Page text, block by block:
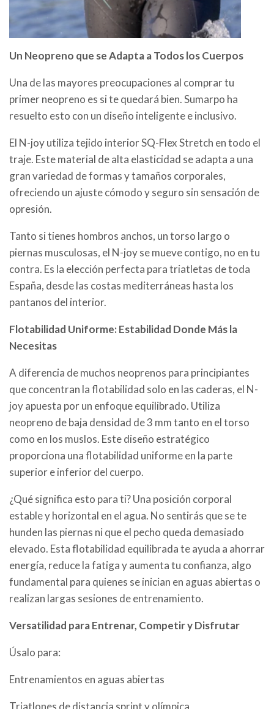
Un Neopreno que se Adapta a Todos los Cuerpos
Una de las mayores preocupaciones al comprar tu
primer neopreno es si te quedará bien. Sumarpo ha
resuelto esto con un diseño inteligente e inclusivo.
El N-joy utiliza tejido interior SQ-Flex Stretch en todo el
traje. Este material de alta elasticidad se adapta a una
gran variedad de formas y tamaños corporales,
ofreciendo un ajuste cómodo y seguro sin sensación de
opresión.
Tanto si tienes hombros anchos, un torso largo o
piernas musculosas, el N-joy se mueve contigo, no en tu
contra. Es la elección perfecta para triatletas de toda
España, desde las costas mediterráneas hasta los
pantanos del interior.
Flotabilidad Uniforme: Estabilidad Donde Más la
Necesitas
A diferencia de muchos neoprenos para principiantes
que concentran la flotabilidad solo en las caderas, el N-
joy apuesta por un enfoque equilibrado. Utiliza
neopreno de baja densidad de 3 mm tanto en el torso
como en los muslos. Este diseño estratégico
proporciona una flotabilidad uniforme en la parte
superior e inferior del cuerpo.
¿Qué significa esto para ti? Una posición corporal
estable y horizontal en el agua. No sentirás que se te
hunden las piernas ni que el pecho queda demasiado
elevado. Esta flotabilidad equilibrada te ayuda a ahorrar
energía, reduce la fatiga y aumenta tu confianza, algo
fundamental para quienes se inician en aguas abiertas o
realizan largas sesiones de entrenamiento.
Versatilidad para Entrenar, Competir y Disfrutar
Úsalo para:
Entrenamientos en aguas abiertas
Triatlones de distancia sprint y olímpica